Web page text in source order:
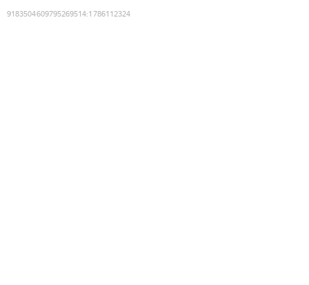
9183504609795269514:1786112324